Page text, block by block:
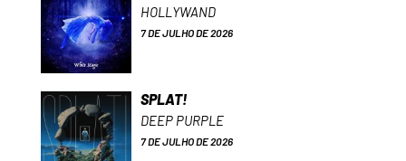
HOLLYWAND
7 DE JULHO DE 2026
SPLAT!
DEEP PURPLE
7 DE JULHO DE 2026